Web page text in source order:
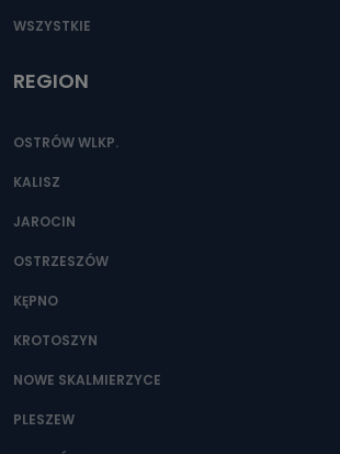
WSZYSTKIE
REGION
OSTRÓW WLKP.
KALISZ
JAROCIN
OSTRZESZÓW
KĘPNO
KROTOSZYN
NOWE SKALMIERZYCE
PLESZEW